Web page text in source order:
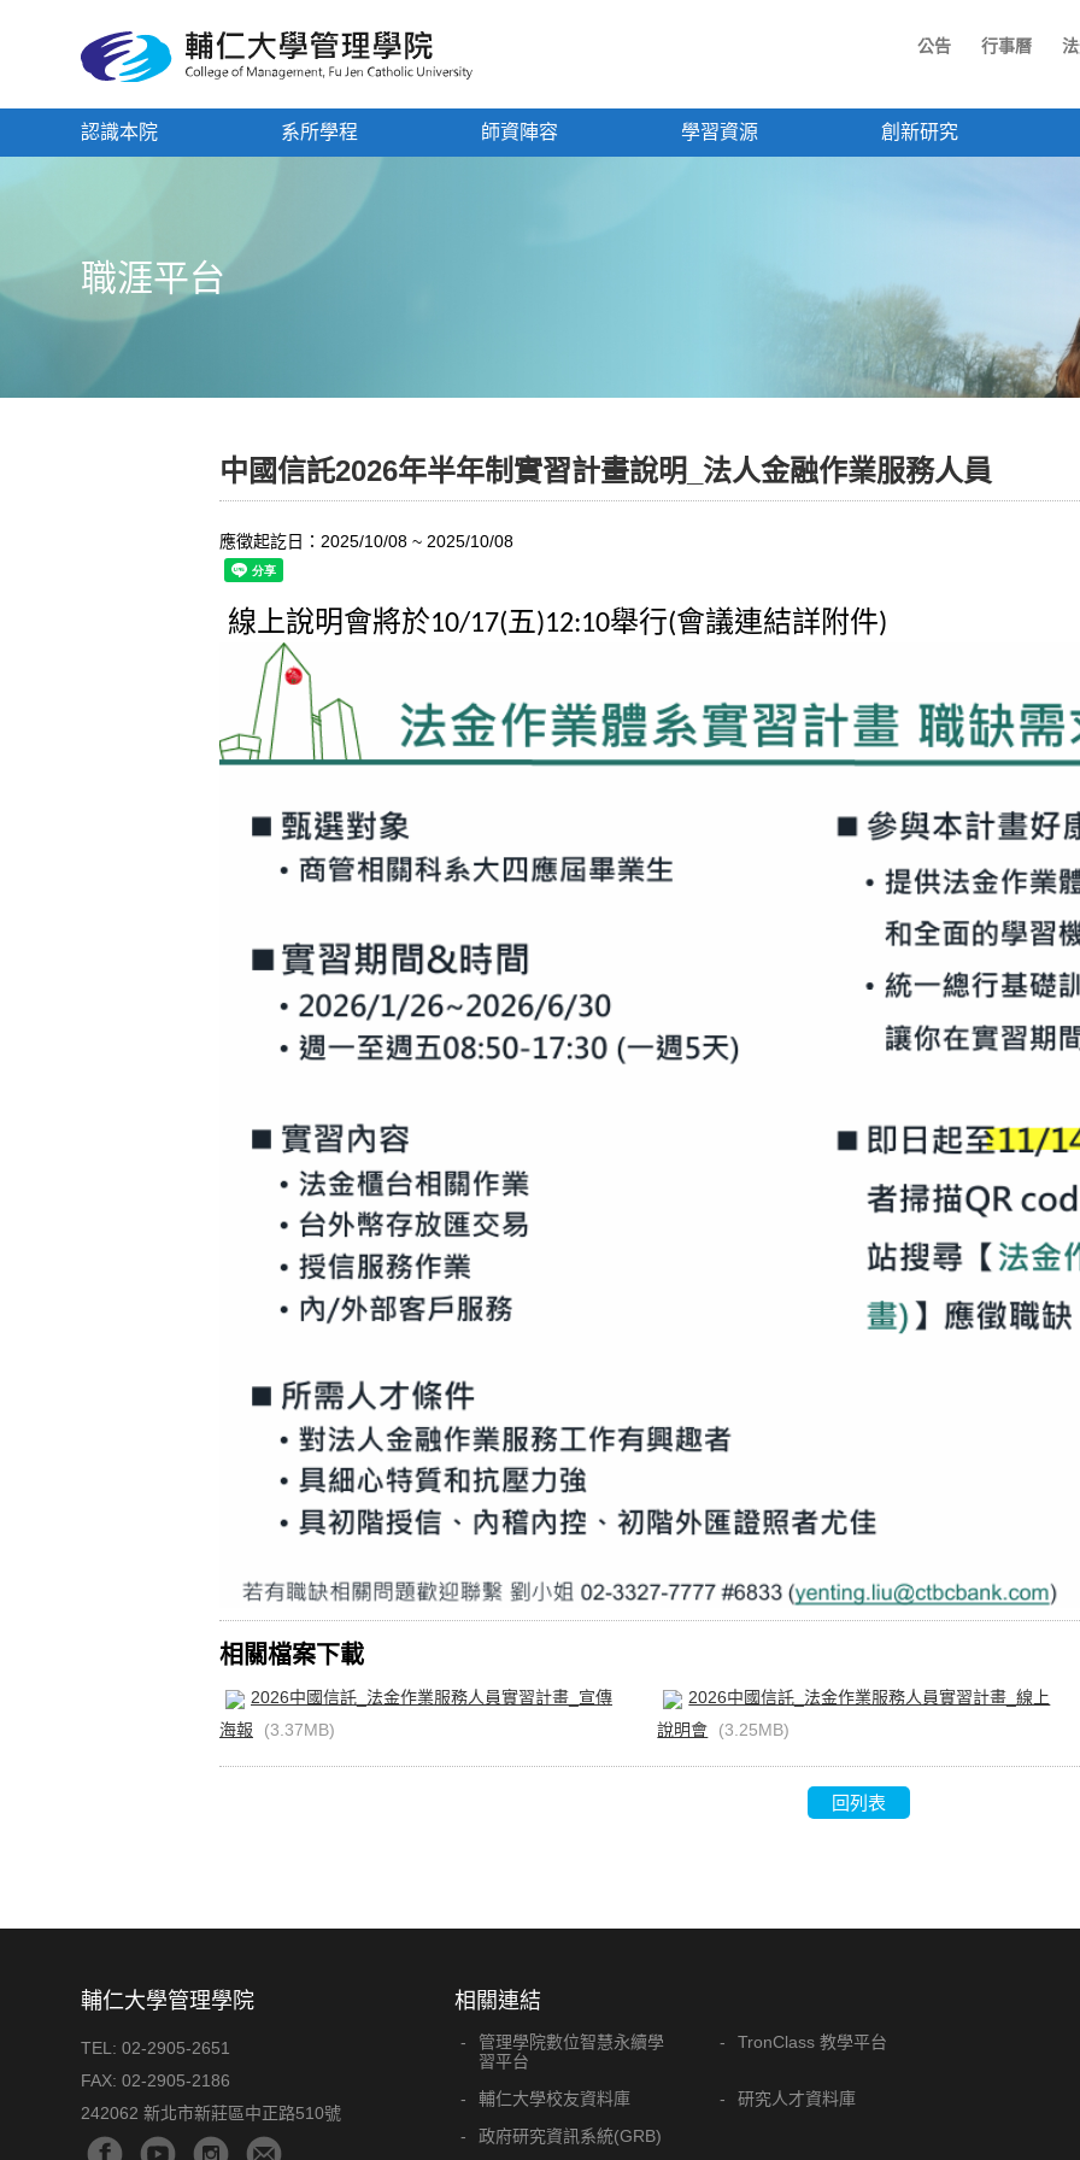
公告 行事曆
認識本院 系所學程 師資陣容 學習資源 創新研究
職涯平台
中國信託2026年半年制實習計畫說明_法人金融作業服務人員
應徵起訖日：2025/10/08 ~ 2025/10/08
線上說明會將於10/17(五 )12:10舉行(會議連結詳附件)
相關檔案下載
2026中國信託_法金作業服務人員實習計畫_宣傳
海報
(3.37MB)
2026中國信託_法金作業服務人員實習計畫_線上
說明會
(3.25MB)
回列表
輔仁大學管理學院
TEL:02-2905-2651
FAX:02-2905-2186
242062 新北市新莊區中正路510號
相關連結
管理學院數位智慧永續學
習平台
TronClass 教學平台
輔仁大學校友資料庫
研究人才資料庫
政府研究資訊系統(GRB)